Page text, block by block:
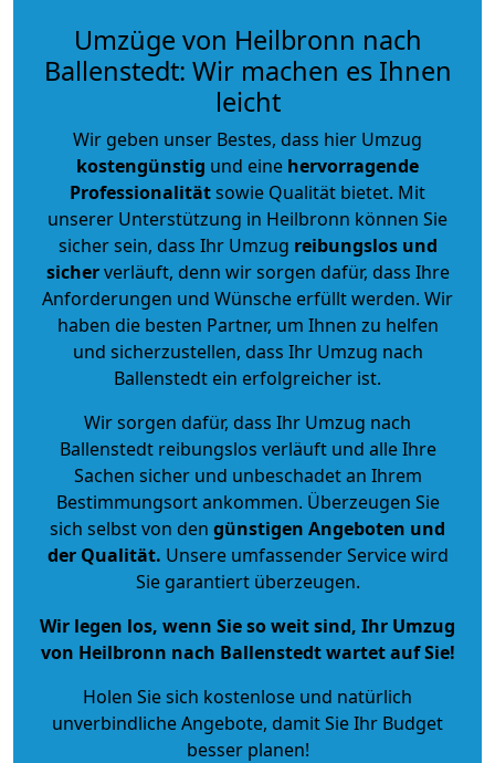
Umzüge von Heilbronn nach
Ballenstedt: Wir machen es Ihnen
leicht
Wir geben unser Bestes, dass hier Umzug
kostengünstig und eine hervorragende
Professionalitätsowie Qualität bietet. Mit
unserer Unterstützung in Heilbronn können Sie
sicher sein, dass Ihr Umzug reibungslos und
sicherverläuft, denn wir sorgen dafür, dass Ihre
Anforderungen und Wünsche erfüllt werden. Wir
haben die besten Partner, um Ihnen zu helfen
und sicherzustellen, dass Ihr Umzug nach
Ballenstedt ein erfolgreicher ist.
Wir sorgen dafür, dass Ihr Umzug nach
Ballenstedt reibungslos verläuft und alle Ihre
Sachen sicher und unbeschadet an Ihrem
Bestimmungsort ankommen. Überzeugen Sie
sich selbst von den günstigen Angeboten und
der Qualität. Unsere umfassender Service wird
Sie garantiert überzeugen.
Wir legen los, wenn Sie so weit sind, Ihr Umzug
von Heilbronn nach Ballenstedt wartet auf Sie!
Holen Sie sich kostenlose und natürlich
unverbindliche Angebote, damit Sie Ihr Budget
besser planen!